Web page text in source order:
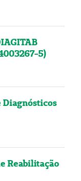
5)
Reabilitação